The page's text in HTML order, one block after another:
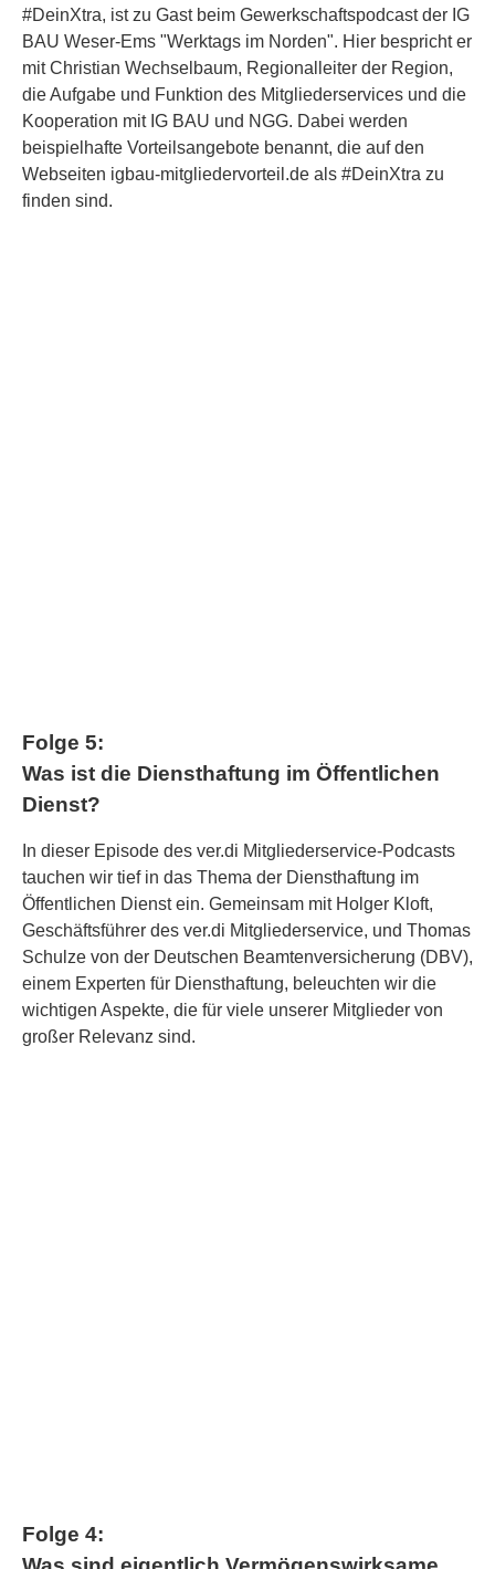
#DeinXtra, ist zu Gast beim Gewerkschaftspodcast der IG
BAU Weser-Ems "Werktags im Norden". Hier bespricht er
mit Christian Wechselbaum, Regionalleiter der Region,
die Aufgabe und Funktion des Mitgliederservices und die
Kooperation mit IG BAU und NGG. Dabei werden
beispielhafte Vorteilsangebote benannt, die auf den
Webseiten igbau-mitgliedervorteil.de als #DeinXtra zu
finden sind.
Folge 5:
Was ist die Diensthaftung im Öffentlichen
Dienst?
In dieser Episode des ver.di Mitgliederservice-Podcasts
tauchen wir tief in das Thema der Diensthaftung im
Öffentlichen Dienst ein. Gemeinsam mit Holger Kloft,
Geschäftsführer des ver.di Mitgliederservice, und Thomas
Schulze von der Deutschen Beamtenversicherung (DBV),
einem Experten für Diensthaftung, beleuchten wir die
wichtigen Aspekte, die für viele unserer Mitglieder von
großer Relevanz sind.
Folge 4: